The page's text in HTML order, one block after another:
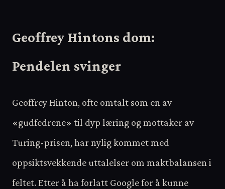
Geoffrey Hintons dom:
Pendelen svinger
Geoffrey Hinton, ofte omtalt som en av
«gudfedrene» til dyp læring og mottaker av
Turing-prisen, har nylig kommet med
oppsiktsvekkende uttalelser om maktbalansen i
feltet. Etter å ha forlatt Google for å kunne